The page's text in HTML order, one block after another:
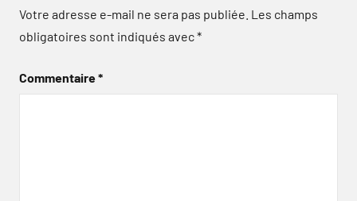
Votre adresse e-mail ne sera pas publiée. Les champs
obligatoires sont indiqués avec*
Commentaire*